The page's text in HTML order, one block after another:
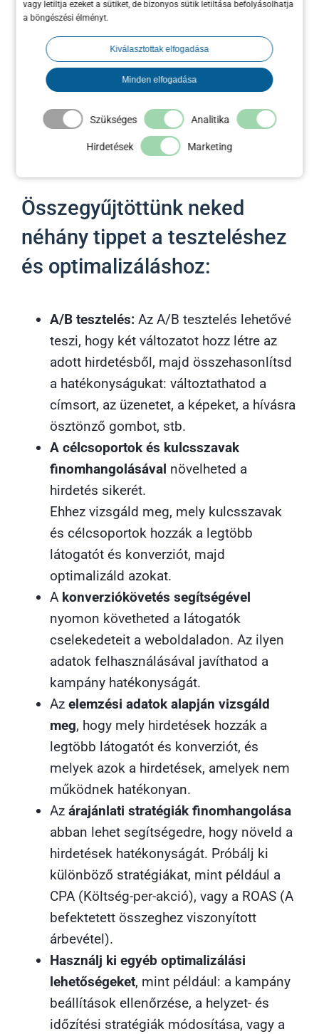
vagy letiltja ezeket a sütiket, de bizonyos sütik letiltása befolyásolhatja
a böngészési élményt.
Kiválasztottak elfogadása
Minden elfogadása
Szükséges Analitika
Hirdetések Marketing
A tesztelési folyamat segíthet azonosítanod
azokat az hirdetéseket, amelyek jobban
működnek, és finomítani azokat, amelyek
nem teljesítenek olyan jól.
Hogyannöveld hirdetési
hatékonyságodat?
Összegyűjtöttünk neked
néhány tippet a teszteléshez
és optimalizáláshoz:
A/B tesztelés: Az A/B tesztelés lehetővé
teszi, hogy két változatot hozz létre az
adott hirdetésből, majd összehasonlítsd
a hatékonyságukat: változtathatod a
címsort, az üzenetet, a képeket, a hívásra
ösztönző gombot, stb.
A célcsoportok és kulcsszavak
finomhangolásával növelheted a
hirdetés sikerét.
Ehhez vizsgáld meg, mely kulcsszavak
és célcsoportok hozzák a legtöbb
látogatót és konverziót, majd
optimalizáld azokat.
A konverziókövetés segítségével
nyomon követheted a látogatók
cselekedeteit a weboldaladon. Az ilyen
adatok felhasználásával javíthatod a
kampány hatékonyságát.
Az elemzési adatok alapján vizsgáld
meg, hogy mely hirdetések hozzák a
legtöbb látogatót és konverziót, és
melyek azok a hirdetések, amelyek nem
működnek hatékonyan.
Az árajánlati stratégiák finomhangolása
abban lehet segítségedre, hogy növeld a
hirdetések hatékonyságát. Próbálj ki
különböző stratégiákat, mint például a
CPA (Költség-per-akció), vagy a ROAS (A
befektetett összeghez viszonyított
árbevétel).
Használj ki egyéb optimalizálási
lehetőségeket, mint például: a kampány
beállítások ellenőrzése, a helyzet- és
időzítési stratégiák módosítása, vagy a